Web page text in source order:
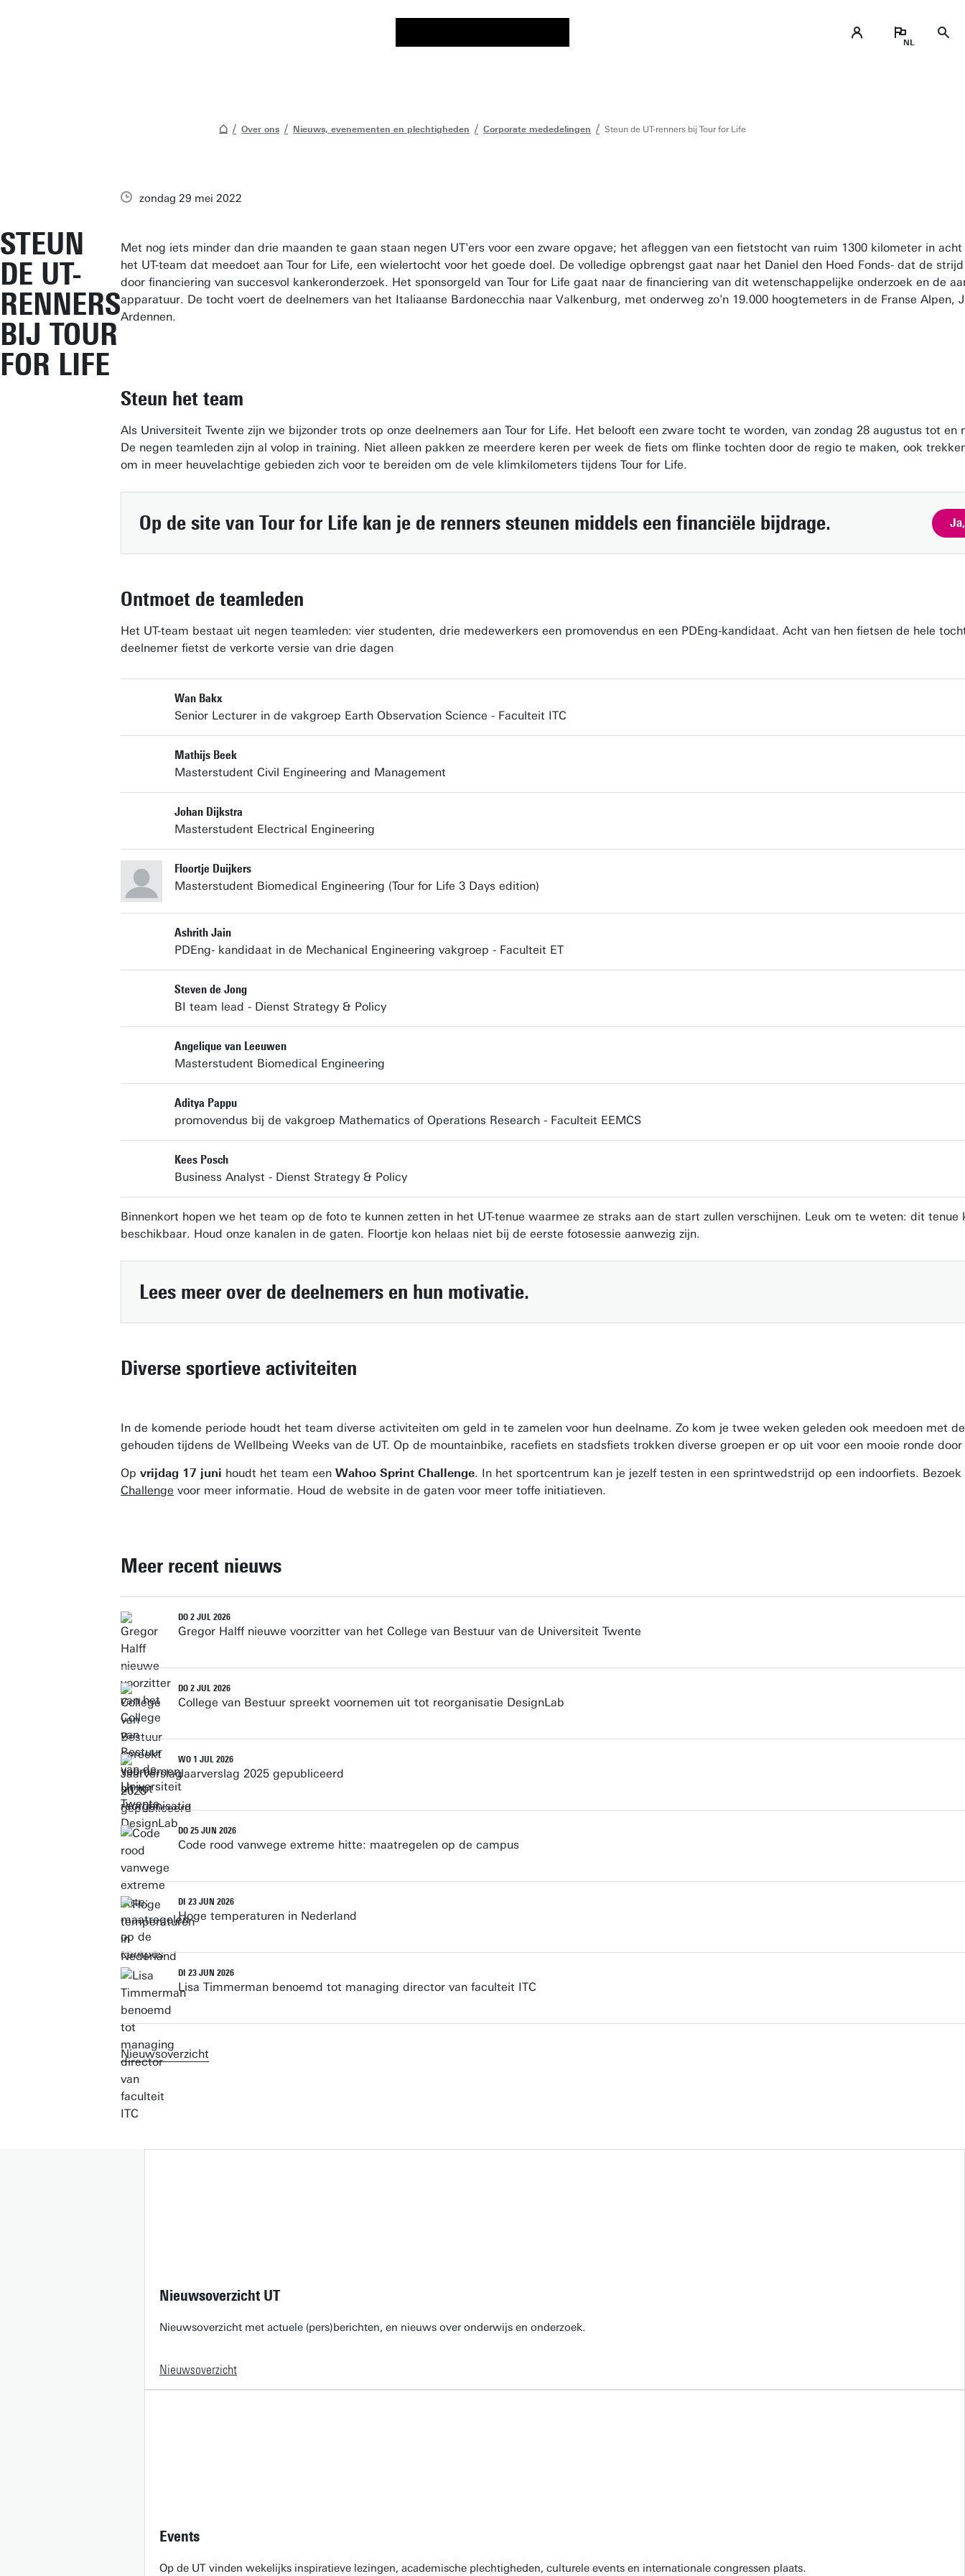
Over ons Nieuws, evenementen en plechtigheden Corporate mededelingen Steun de UT-renners bij Tour for Life
STEUN
DE UT-
RENNERS
BIJ TOUR
FOR LIFE
zondag 29 mei 2022
Met nog iets minder dan drie maanden te gaan staan negen UT'ers voor een zware opgave; het afleggen van een fietstocht van ruim 1300 kilometer in
het UT-team dat meedoet aan Tour for Life, een wielertocht voor het goede doel. De volledige opbrengst gaat naar het Daniel den Hoed Fonds- dat de
door financiering van succesvol kankeronderzoek. Het sponsorgeld van Tour for Life gaat naar de financiering van dit wetenschappelijke onderzoek en de
apparatuur. De tocht voert de deelnemers van het Italiaanse Bardonecchia naar Valkenburg, met onderweg zo'n 19.000 hoogtemeters in de Franse Alpen,
Ardennen.
Steun het team
Als Universiteit Twente zijn we bijzonder trots op onze deelnemers aan Tour for Life. Het belooft een zware tocht te worden, van zondag 28 augustus tot en
De negen teamleden zijn al volop in training. Niet alleen pakken ze meerdere keren per week de fiets om flinke tochten door de regio te maken, ook
om in meer heuvelachtige gebieden zich voor te bereiden om de vele klimkilometers tijdens Tour for Life.
Op de site van Tour for Life kan je de renners steunen middels een financiële bijdrage.
Ontmoet de teamleden
Het UT-team bestaat uit negen teamleden: vier studenten, drie medewerkers een promovendus en een PDEng-kandidaat. Acht van hen fietsen de hele
deelnemer fietst de verkorte versie van drie dagen
Wan Bakx
Senior Lecturer in de vakgroep Earth Observation Science - Faculteit ITC
Mathijs Beek
Masterstudent Civil Engineering and Management
Johan Dijkstra
Masterstudent Electrical Engineering
Floortje Duijkers
Masterstudent Biomedical Engineering (Tour for Life 3 Days edition)
Ashrith Jain
PDEng- kandidaat in de Mechanical Engineering vakgroep - Faculteit ET
Steven de Jong
BI team lead - Dienst Strategy & Policy
Angelique van Leeuwen
Masterstudent Biomedical Engineering
Aditya Pappu
promovendus bij de vakgroep Mathematics of Operations Research - Faculteit EEMCS
Kees Posch
Business Analyst - Dienst Strategy & Policy
Binnenkort hopen we het team op de foto te kunnen zetten in het UT-tenue waarmee ze straks aan de start zullen verschijnen. Leuk om te weten: dit tenue
beschikbaar. Houd onze kanalen in de gaten. Floortje kon helaas niet bij de eerste fotosessie aanwezig zijn.
Lees meer over de deelnemers en hun motivatie.
Diverse sportieve activiteiten
In de komende periode houdt het team diverse activiteiten om geld in te zamelen voor hun deelname. Zo kom je twee weken geleden ook meedoen met
gehouden tijdens de Wellbeing Weeks van de UT. Op de mountainbike, racefiets en stadsfiets trokken diverse groepen er op uit voor een mooie ronde
Op vrijdag 17 juni houdt het team een Wahoo Sprint Challenge. In het sportcentrum kan je jezelf testen in een sprintwedstrijd op een indoorfiets.
Challenge voor meer informatie. Houd de website in de gaten voor meer toffe initiatieven.
Meer recent nieuws
DO 2 JUL 2026
Gregor Halff nieuwe voorzitter van het College van Bestuur van de Universiteit Twente
DO 2 JUL 2026
College van Bestuur spreekt voornemen uit tot reorganisatie DesignLab
WO 1 JUL 2026
Jaarverslag 2025 gepubliceerd
DO 25 JUN 2026
Code rood vanwege extreme hitte: maatregelen op de campus
DI 23 JUN 2026
Hoge temperaturen in Nederland
DI 23 JUN 2026
Lisa Timmerman benoemd tot managing director van faculteit ITC
Nieuwsoverzicht
Nieuwsoverzicht UT
Nieuwsoverzicht met actuele (pers)berichten, en nieuws over onderwijs en onderzoek.
Nieuwsoverzicht
Events
Op de UT vinden wekelijks inspiratieve lezingen, academische plechtigheden, culturele events en internationale congressen plaats.